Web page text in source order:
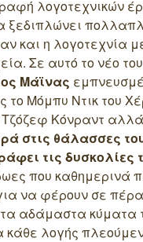
λογοτεχνικών
ξεδιπλώνει
και η λογοτεχνία
Σε αυτό το νέο
Μάϊνας
το Μόμπυ Ντικ του
Κόνραντ αλλά
στις θάλασσες
τις δυσκολίες
που καθημερινά
να φέρουν σε
αδάμαστα κύματα
κάθε λογής